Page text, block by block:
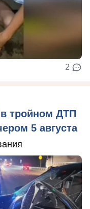
2
тройном ДТП
5 августа